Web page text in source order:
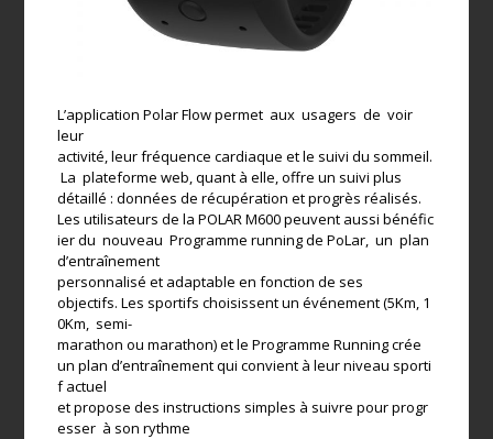
L’application Polar Flow permet aux usagers de voir
leur
activité, leur fréquence cardiaque et le suivi du sommeil.
La plateforme web, quant à elle, offre un suivi plus
détaillé : données de récupération et progrès réalisés.
Les utilisateurs de la POLAR M600 peuvent aussi bénéfic
ier du nouveau Programme running de PoLar, un plan
d’entraînement
personnalisé et adaptable en fonction de ses
objectifs. Les sportifs choisissent un événement (5Km, 1
0Km, semi-
marathon ou marathon) et le Programme Running crée
un plan d’entraînement qui convient à leur niveau sporti
f actuel
et propose des instructions simples à suivre pour progr
esser à son rythme